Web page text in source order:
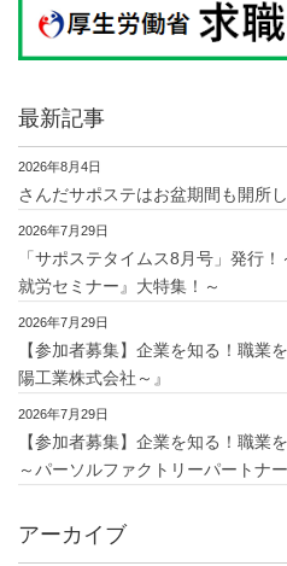
最新記事
2026年8月4日
さんだサポステはお盆期間も開所
2026年7月29日
「サポステタイムス8月号」発行
就労セミナー』大特集！～
2026年7月29日
【参加者募集】企業を知る！職業
陽工業株式会社～』
2026年7月29日
【参加者募集】企業を知る！職業
～パーソルファクトリーパートナ
アーカイブ